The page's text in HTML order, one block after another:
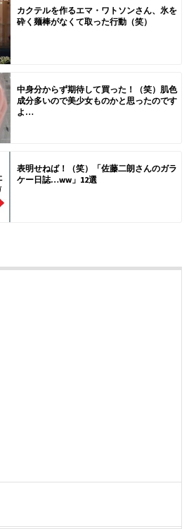
カクテルを作るエマ・ワトソンさん、氷を
砕く麺棒がなくて取った行動（笑）
中身分からず期待して買った！（笑）肌色
成分多いので美少女ものかと思ったのです
よ…
表明せねば！（笑）「佐藤二朗さんのガラ
ケー日誌…ww」12選